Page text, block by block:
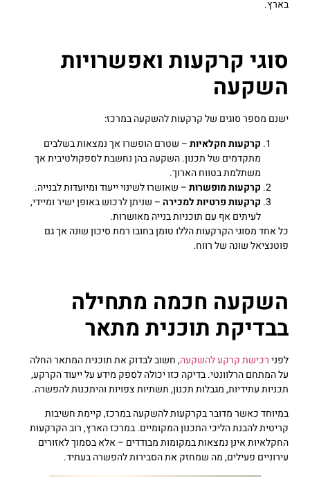
בארץ.
סוגי קרקעות ואפשרויות
השקעה
ישנם מספר סוגים של קרקעות להשקעה במרכז:
קרקעות חקלאיות– שטרם הופשרו אך נמצאות בשלבים
מתקדמים של תכנון. השקעה בהן נחשבת לספקולטיבית אך
משתלמת בטווח הארוך.
קרקעות מופשרות– שאושרו לשינוי ייעוד ומיועדות לבנייה.
קרקעות פרטיות למכירה – שניתן לרכוש באופן ישיר ומיידי,
לעיתים אף עם תוכניות בנייה מאושרות.
כל אחד מסוגי הקרקעות הללו טומן בחובו רמת סיכון שונה אך גם
פוטנציאל שונה של רווח.
השקעה חכמה מתחילה
בבדיקת תוכנית מתאר
לפנירכישת קרקע להשקעה, חשוב לבדוק את תוכנית המתאר החלה
על המתחם הרלוונטי. בדיקה כזו יכולה לספק מידע על ייעוד הקרקע,
תכניות עתידיות, מגבלות תכנון, תשתיות צפויות והיתכנות להפשרה.
במיוחד כאשר מדובר בקרקעות להשקעה במרכז, קיימת חשיבות
קריטית להבנת הליכי התכנון המקומיים. במרכז הארץ, רוב הקרקעות
החקלאיות אינן נמצאות במקומות מבודדים – אלא בסמוך לאזורים
עירוניים פעילים, מה שמחזק את הסבירות להפשרה בעתיד.